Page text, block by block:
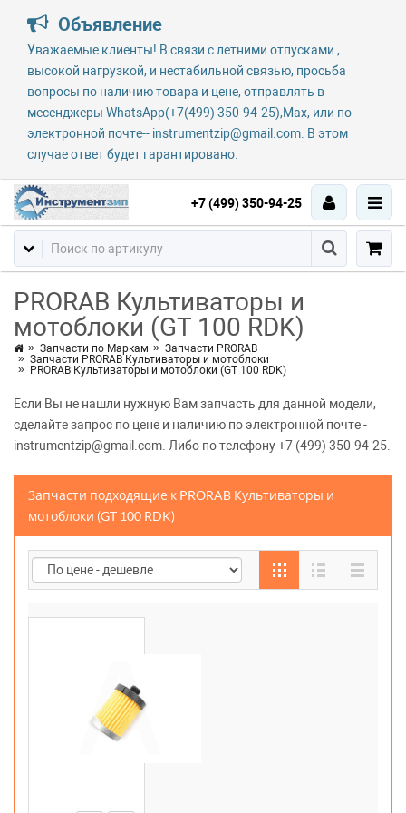
Объявление
Уважаемые клиенты! В связи с летними отпусками ,
высокой нагрузкой, и нестабильной связью, просьба
вопросы по наличию товара и цене, отправлять в
месенджеры WhatsApp(+7(499) 350-94-25),Max, или по
электронной почте-- instrumentzip@gmail.com. В этом
случае ответ будет гарантировано.
+7 (499) 350-94-25
PRORAB Культиваторы и
мотоблоки (GT 100 RDK)
Запчасти по Маркам
Запчасти PRORAB
Запчасти PRORAB Культиваторы и мотоблоки
PRORAB Культиваторы и мотоблоки (GT 100 RDK)
Если Вы не нашли нужную Вам запчасть для данной модели,
сделайте запрос по цене и наличию по электронной почте -
instrumentzip@gmail.com. Либо по телефону +7 (499) 350-94-25.
Запчасти подходящие к PRORAB Культиваторы и
мотоблоки (GT 100 RDK)